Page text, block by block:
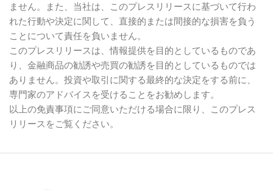
ません。また、当社は、このプレスリリースに基づいて行わ
れた行動や決定に関して、直接的または間接的な損害を負う
ことについて責任を負いません。
このプレスリリースは、情報提供を目的としているものであ
り、金融商品の勧誘や売買の勧誘を目的としているものでは
ありません。投資や取引に関する最終的な決定をする前に、
専門家のアドバイスを受けることをお勧めします。
以上の免責事項にご同意いただける場合に限り、このプレス
リリースをご覧ください。